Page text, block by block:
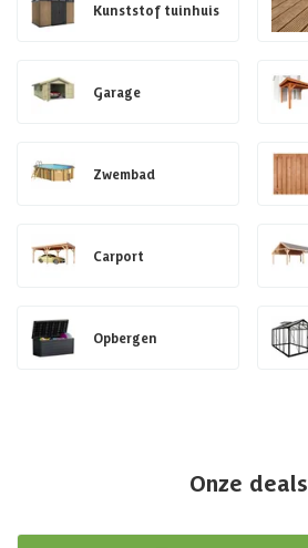
Kunststof tuinhuis
Garage
Zwembad
Carport
Opbergen
Onze deals